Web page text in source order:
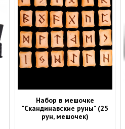
Набор в мешочке
"Скандинавские руны" (25
рун, мешочек)